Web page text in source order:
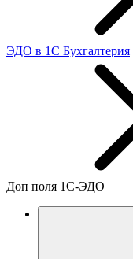
ЭДО в 1С Бухгалтерия
Доп поля 1С-ЭДО